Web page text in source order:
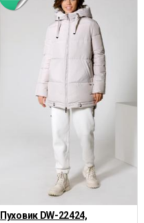
Пуховик DW-22424,